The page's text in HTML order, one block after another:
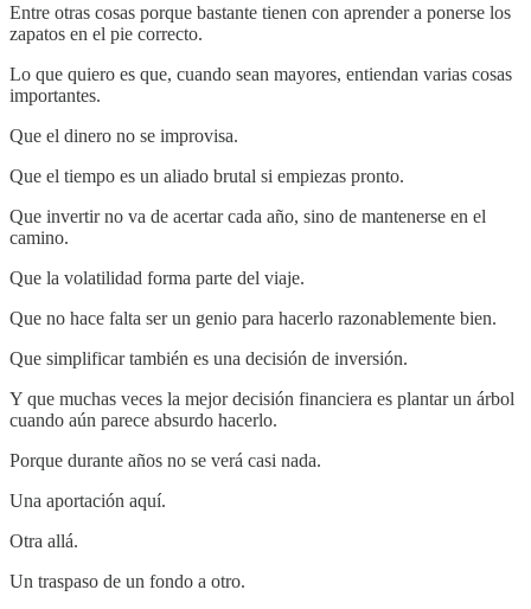
Entre otras cosas porque bastante tienen con aprender a ponerse los
zapatos en el pie correcto.
Lo que quiero es que, cuando sean mayores, entiendan varias cosas
importantes.
Que el dinero no se improvisa.
Que el tiempo es un aliado brutal si empiezas pronto.
Que invertir no va de acertar cada año, sino de mantenerse en el
camino.
Que la volatilidad forma parte del viaje.
Que no hace falta ser un genio para hacerlo razonablemente bien.
Que simplificar también es una decisión de inversión.
Y que muchas veces la mejor decisión financiera es plantar un árbol
cuando aún parece absurdo hacerlo.
Porque durante años no se verá casi nada.
Una aportación aquí.
Otra allá.
Un traspaso de un fondo a otro.